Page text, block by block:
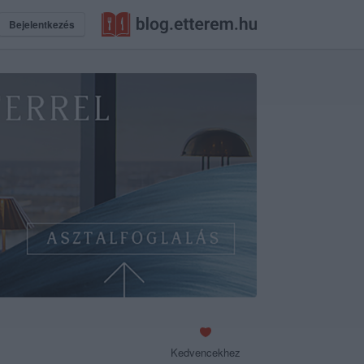
Bejelentkezés
Kedvencekhez